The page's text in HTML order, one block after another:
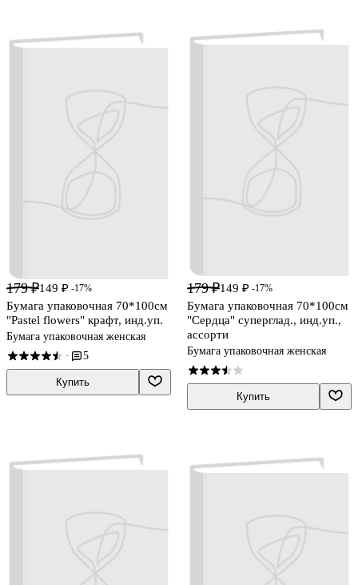
179 ₽149 ₽ -17%
Бумага упаковочная 70*100см
"Pastel flowers" крафт, инд.уп.
Бумага упаковочная женская
· 5
Купить
179 ₽149 ₽ -17%
Бумага упаковочная 70*100см
"Сердца" суперглад., инд.уп.,
ассорти
Бумага упаковочная женская
Купить